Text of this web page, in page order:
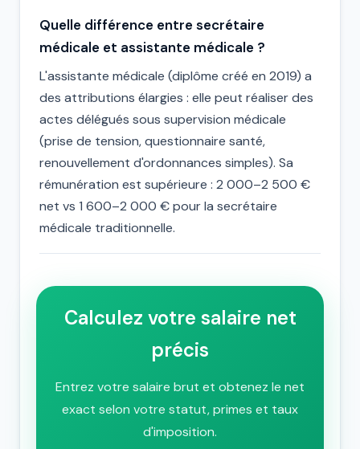
Quelle différence entre secrétaire
médicale et assistante médicale ?
L'assistante médicale (diplôme créé en 2019) a
des attributions élargies : elle peut réaliser des
actes délégués sous supervision médicale
(prise de tension, questionnaire santé,
renouvellement d'ordonnances simples). Sa
rémunération est supérieure : 2 000–2 500 €
net vs 1 600–2 000 € pour la secrétaire
médicale traditionnelle.
Calculez votre salaire net
précis
Entrez votre salaire brut et obtenez le net
exact selon votre statut, primes et taux
d'imposition.